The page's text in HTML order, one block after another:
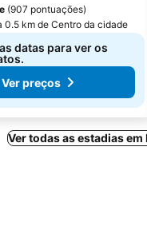
(907 pontuações)
0.5 km de Centro da cidade
datas para ver os
Ver preços
Ver todas as estadias